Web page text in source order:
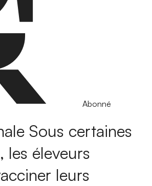
Abonné
Sous certaines
les éleveurs
leurs